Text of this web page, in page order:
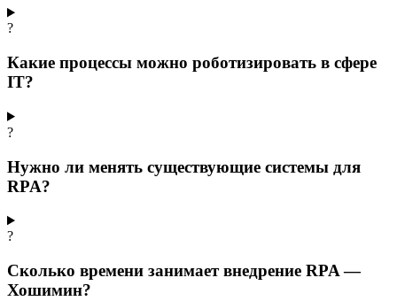
?
Какие процессы можно роботизировать в сфере
IT?
?
Нужно ли менять существующие системы для
RPA?
?
Сколько времени занимает внедрение RPA —
Хошимин?